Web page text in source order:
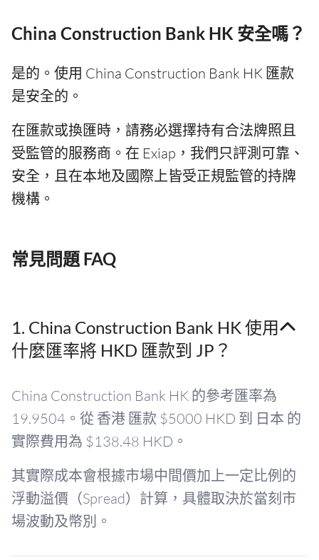
China Construction Bank HK 安全嗎？
是的。使用 China Construction Bank HK 匯款
是安全的。
在匯款或換匯時，請務必選擇持有合法牌照且
受監管的服務商。在 Exiap，我們只評測可靠、
安全，且在本地及國際上皆受正規監管的持牌
機構。
常見問題 FAQ
1. China Construction Bank HK 使用
什麼匯率將 HKD 匯款到 JP？
China Construction Bank HK 的參考匯率為
19.9504。從 香港 匯款 $5000 HKD 到 日本 的
實際費用為 $138.48 HKD。
其實際成本會根據市場中間價加上一定比例的
浮動溢價（Spread）計算，具體取決於當刻市
場波動及幣別。